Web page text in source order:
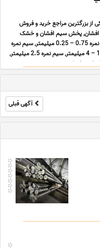
از بزرگترین مراجع خرید و فروش
افشان, پخش سیم افشان و خشک
مسی, سیم خشک مسی, سیم نمره 0.75 – 0.25 میلیمتر, سیم نمره
1.5 – 1 میلیمتر, سیم نمره 10 – 4 میلیمتر, سیم نمره 2.5 میلیمتر,
آگهی قبلی